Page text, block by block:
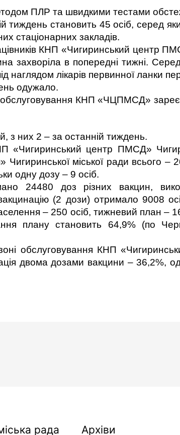
ПЛР та швидкими тестами
тиждень становить 45 осіб, серед
стаціонарних закладів.
КНП «Чигиринський центр
захворіла в попередні тижні.
наглядом лікарів первинної ланки
одужало.
обслуговування КНП «ЧЦПМСД»
з них 2 – за останній тиждень.
«Чигиринський центр ПМСД»
Чигиринської міської ради всього –
одну дозу – 9 осіб.
24480 доз різних вакцин,
(2 дози) отримало 9008
– 250 осіб, тижневий план –
плану становить 64,9% (по
обслуговування КНП
двома дозами вакцини – 36,2%,
рада Архіви
Архіви